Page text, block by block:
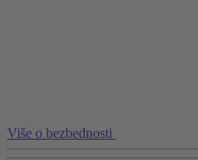
Više o bezbednosti